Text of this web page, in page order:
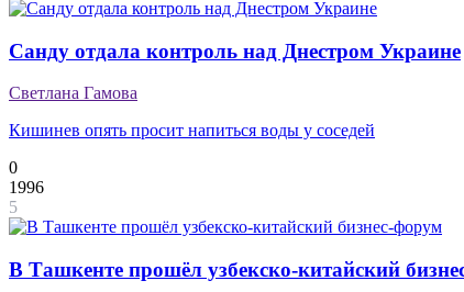
Санду отдала контроль над Днестром Украине
Светлана Гамова
Кишинев опять просит напиться воды у соседей
0
1996
5
В Ташкенте прошёл узбекско-китайский